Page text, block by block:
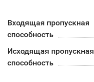
Входящая пропускная
способность
Исходящая пропускная
способность